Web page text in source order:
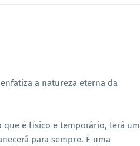
a natureza eterna da
que é físico e temporário, terá um
para sempre. É uma